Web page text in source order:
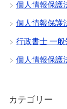
個人情報保護
個人情報保護
行政書士 一
個人情報保護
カテゴリー